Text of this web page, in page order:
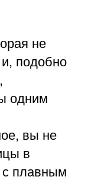
не
подобно
одним
вы не
в
с плавным